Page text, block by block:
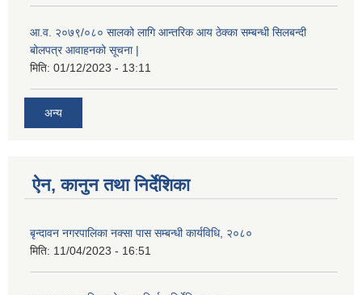
आ.व. २०७९/०८० सालको लागि आन्तरिक आय ठेक्का सम्बन्धी सिलबन्दी
बोलपत्र आवाहनको सूचना |
मिति: 01/12/2023 - 13:11
अन्य
ऐन, कानुन तथा निर्देशिका
बृन्दावन नगरपालिका नक्सा पास सम्बन्धी कार्यविधि, २०८०
मिति: 11/04/2023 - 16:51